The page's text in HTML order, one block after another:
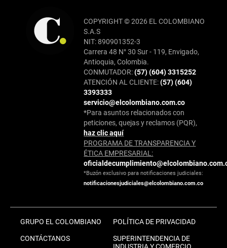
COPYRIGHT © 2026 EL COLOMBIANO
S.A.S
NIT: 890901352-3
Carrera 48 N° 30 Sur - 119, Envigado,
Antioquia, Colombia.
CONMUTADOR:(57) (604) 3315252
ATENCIÓN AL CLIENTE:(57) (604)
3393333
servicio@elcolombiano.com.co
*Para asuntos relacionados con
peticiones, quejas y reclamos (PQR),
haz clic aquí
PROGRAMA DE TRANSPARENCIA Y
ÉTICA EMPRESARIAL:
*Buzón exclusivo para notificaciones judiciales:
notificacionesjudiciales@elcolombiano.com.co
GRUPO EL COLOMBIANO
CONTÁCTANOS
POLÍTICA DE PRIVACIDAD
SUPERINTENDENCIA DE
INDUSTRIA Y COMERCIO